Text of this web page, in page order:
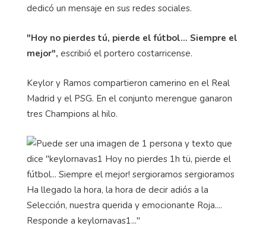
dedicó un mensaje en sus redes sociales.
"Hoy no pierdes tú, pierde el fútbol... Siempre el
mejor", escribió el portero costarricense.
Keylor y Ramos compartieron camerino en el Real
Madrid y el PSG. En el conjunto merengue ganaron
tres Champions al hilo.